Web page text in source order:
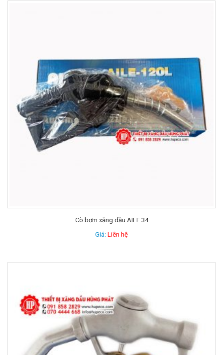
Cò bơm xăng dầu AILE 34
Giá: Liên hệ